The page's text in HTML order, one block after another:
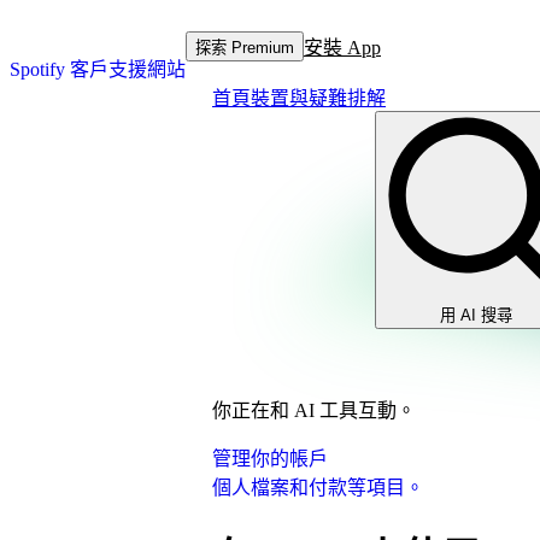
Spotify 客戶支援網站
探索 Premium 安裝 App
首頁裝置與疑難排解
用 AI 搜尋
你正在和 AI 工具互動。
管理你的帳戶
個人檔案和付款等項目。